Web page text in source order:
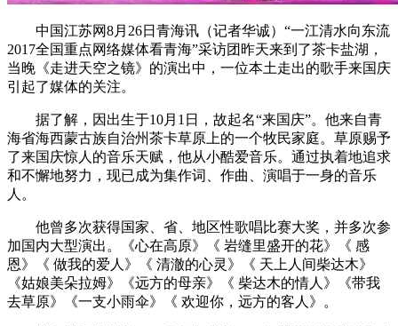
中国江苏网8月26日青海讯（记者华诚）“一江清水向东流
2017全国重点网络媒体看青海”采访团昨天来到了茶卡盐湖，
当晚《走进天空之镜》的演出中，一位本土走出的歌手来国庆
引起了媒体的关注。
据了解，因出生于10月1日，故起名“来国庆”。他来自青
海省海西蒙古族自治州茶卡草原上的一个牧民家庭。草原赐予
了来国庆惊人的音乐天赋，他从小酷爱音乐。通过执着地追求
和不懈地努力，现已成为集作词、作曲、演唱于一身的音乐
人。
他曾多次获得国家、省、地区性歌唱比赛大奖，并多次参
加国内大型演出。《心在高原》《 岩缝里盛开的花》《 感
恩》《 做我的爱人》《 清澈的心灵》《 天上人间柴达木》
《姑娘美朵拉姆》《远方的母亲》《 柴达木的情人》《带我
去草原》《一支小雨伞》《 欢迎你，远方的客人》。